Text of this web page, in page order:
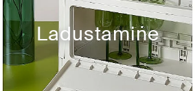
Ladustamine